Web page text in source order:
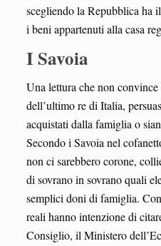
scegliendo la Repubblica ha
i beni appartenuti alla casa
I Savoia
Una lettura che non
dell’ultimo re di Italia,
acquistati dalla famiglia o
Secondo i Savoia nel
non ci sarebbero corone,
di sovrano in sovrano quali
semplici doni di famiglia.
reali hanno intenzione di
Consiglio, il Ministero